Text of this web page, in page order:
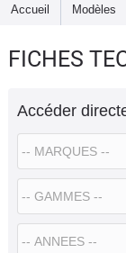
Essais
Guide
d'achat
Electriques
Utilitaires
Accueil Modèles
FICHES
Accéder